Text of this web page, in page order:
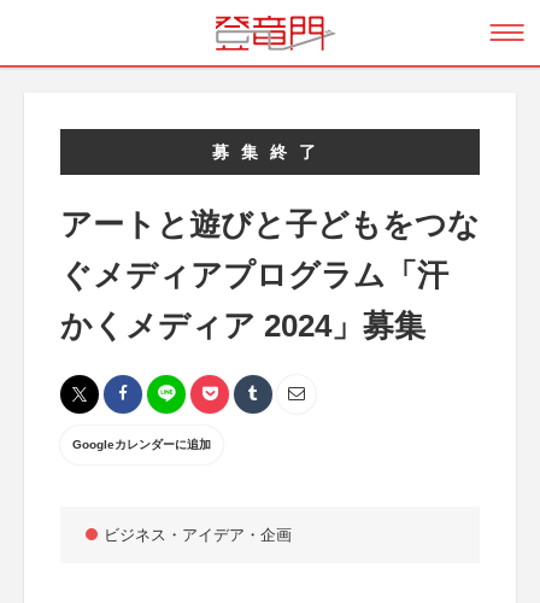
募集終了
アートと遊びと子どもをつな
ぐメディアプログラム「汗
かくメディア 2024」募集
Googleカレンダーに追加
ビジネス・アイデア・企画